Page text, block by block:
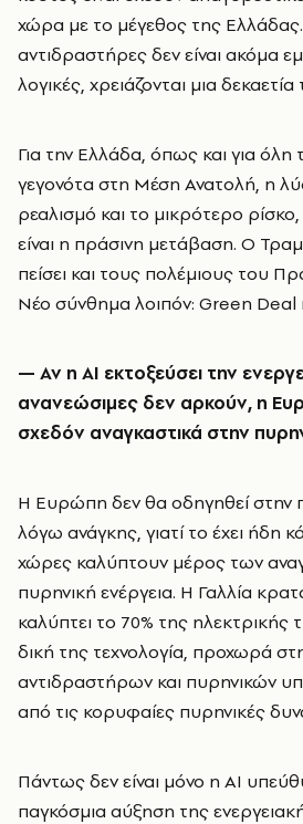
χώρα με το μέγεθος της Ελλάδας.
αντιδραστήρες δεν είναι ακόμα
λογικές, χρειάζονται μια δεκαετία
Για την Ελλάδα, όπως και για
γεγονότα στη Μέση Ανατολή, η
ρεαλισμό και το μικρότερο
είναι η πράσινη μετάβαση. Ο
πείσει και τους πολέμιους του
Νέο σύνθημα λοιπόν: Green
— Αν η AI εκτοξεύσει την
ανανεώσιμες δεν αρκούν, η
σχεδόν αναγκαστικά στην
Η Ευρώπη δεν θα οδηγηθεί στην
λόγω ανάγκης, γιατί το έχει ήδη
χώρες καλύπτουν μέρος των
πυρηνική ενέργεια. Η Γαλλία
καλύπτει το 70% της ηλεκτρικής
δική της τεχνολογία, προχωρά
αντιδραστήρων και πυρηνικών
από τις κορυφαίες πυρηνικές
Πάντως δεν είναι μόνο η AI
παγκόσμια αύξηση της